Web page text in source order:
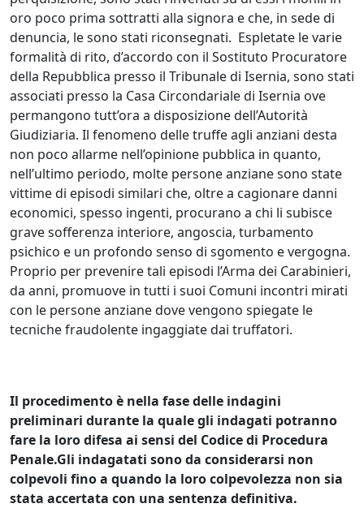
oro poco prima sottratti alla signora e che, in sede di
denuncia, le sono stati riconsegnati. Espletate le varie
formalità di rito, d’accordo con il Sostituto Procuratore
della Repubblica presso il Tribunale di Isernia, sono stati
associati presso la Casa Circondariale di Isernia ove
permangono tutt’ora a disposizione dell’Autorità
Giudiziaria. Il fenomeno delle truffe agli anziani desta
non poco allarme nell’opinione pubblica in quanto,
nell’ultimo periodo, molte persone anziane sono state
vittime di episodi similari che, oltre a cagionare danni
economici, spesso ingenti, procurano a chi li subisce
grave sofferenza interiore, angoscia, turbamento
psichico e un profondo senso di sgomento e vergogna.
Proprio per prevenire tali episodi l’Arma dei Carabinieri,
da anni, promuove in tutti i suoi Comuni incontri mirati
con le persone anziane dove vengono spiegate le
tecniche fraudolente ingaggiate dai truffatori.
Il procedimento è nella fase delle indagini
preliminari durante la quale gli indagati potranno
fare la loro difesa ai sensi del Codice di Procedura
Penale.Gli indagatati sono da considerarsi non
colpevoli fino a quando la loro colpevolezza non sia
stata accertata con una sentenza definitiva.